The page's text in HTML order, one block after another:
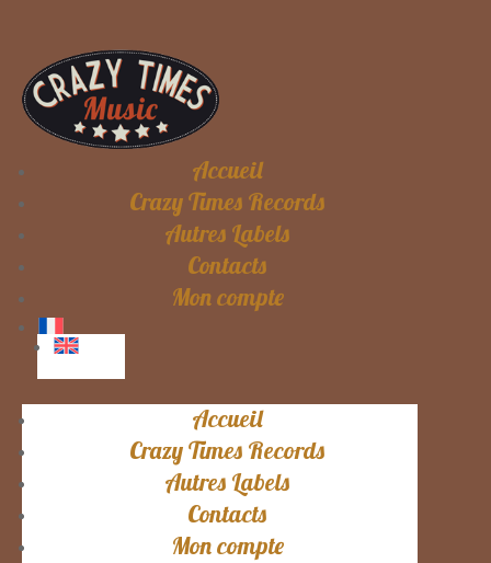
Accueil
Crazy Times Records
Autres Labels
Contacts
Mon compte
Accueil
Crazy Times Records
Autres Labels
Contacts
Mon compte